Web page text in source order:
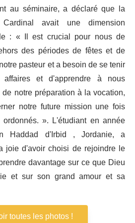
au séminaire, a déclaré que la
avait une dimension
: « Il est crucial pour nous de
des périodes de fêtes et de
pasteur et a besoin de se tenir
et d'apprendre à nous
notre préparation à la vocation,
notre future mission une fois
». L'étudiant en année
Haddad d'Irbid , Jordanie, a
joie d'avoir choisi de rejoindre le
davantage sur ce que Dieu
et sur son grand amour et sa
toutes les photos !